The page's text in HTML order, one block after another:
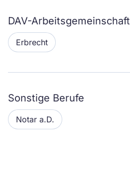
DAV-Arbeitsgemeinschaft
Erbrecht
Sonstige Berufe
Notar a.D.